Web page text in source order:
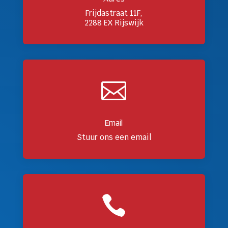
Frijdastraat 11F,
2288 EX Rijswijk

Email
Stuur ons een email
